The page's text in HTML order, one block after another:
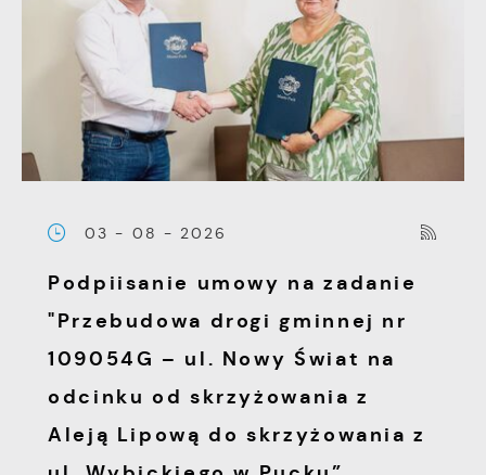
03 - 08 - 2026
Podpiisanie umowy na zadanie
"Przebudowa drogi gminnej nr
109054G – ul. Nowy Świat na
odcinku od skrzyżowania z
Aleją Lipową do skrzyżowania z